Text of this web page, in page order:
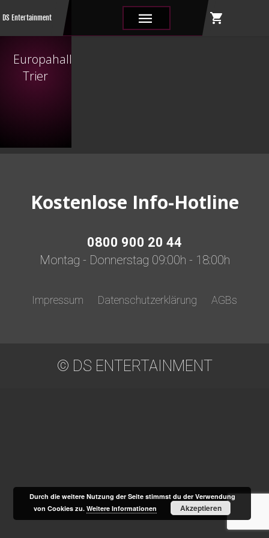
DS Entertainment ||| shopping_cart
Europahalle
Trier
Kostenlose Info-Hotline
0800 900 20 44
Montag - Donnerstag 09:00h - 18:00h
Impressum Datenschutzerklärung AGBs
© DS ENTERTAINMENT
Durch die weitere Nutzung der Seite stimmst du der Verwendung
von Cookies zu.Weitere Informationen Akzeptieren